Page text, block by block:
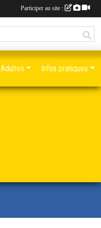
Adultes Infos pratiques
Participer au site :